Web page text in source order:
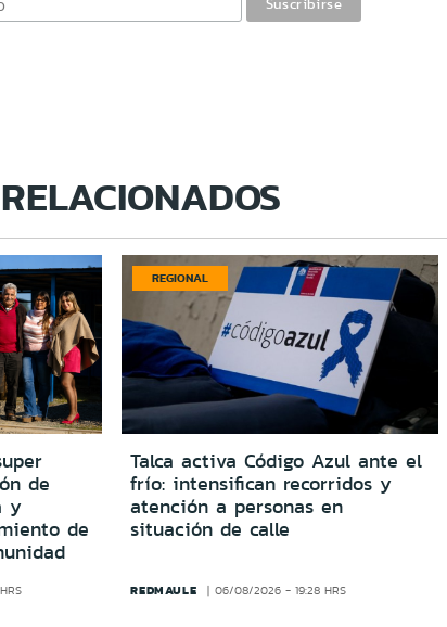
de
y
de
REGIONAL
Talca activa Código Azul ante el
frío: intensifican recorridos y
atención a personas en
situación de calle
REDMAULE 06/08/2026 - 19:28 HRS